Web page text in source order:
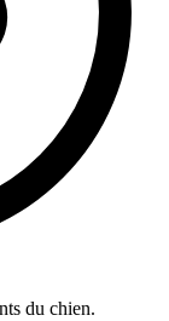
du chien.